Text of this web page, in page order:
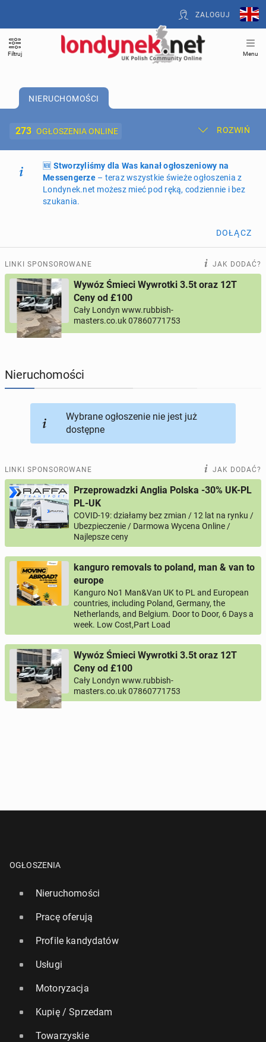
ZALOGUJ
Filtruj Menu
NIERUCHOMOŚCI
273 OGŁOSZENIA ONLINE ROZWIŃ
Dodaj ogłoszenie Moje ogłoszenia
Oferta i cennik ogłoszeń
ogłoszenia online
PROFILE KANDYDATÓW 303 profile online
USŁUGI 166
KUPIĘ & SPRZEDAM
TOWARZYSKIE 115ogłoszeń online
🆕 Stworzyliśmy dla Was kanał ogłoszeniowy na
Messengerze– teraz wszystkie świeże ogłoszenia z
Londynek.net możesz mieć pod ręką, codziennie i bez
szukania.
DOŁĄCZ
LINKI SPONSOROWANE JAK DODAĆ?
Wywóz Śmieci Wywrotki 3.5t oraz 12T
Ceny od £100
Cały Londyn www.rubbish-
masters.co.uk 07860771753
Nieruchomości
Wybrane ogłoszenie nie jest już
dostępne
LINKI SPONSOROWANE JAK DODAĆ?
Przeprowadzki Anglia Polska -30% UK-PL
PL-UK
COVID-19: działamy bez zmian / 12 lat na rynku /
Ubezpieczenie / Darmowa Wycena Online /
Najlepsze ceny
kanguro removals to poland, man & van to
europe
Kanguro No1 Man&Van UK to PL and European
countries, including Poland, Germany, the
Netherlands, and Belgium. Door to Door, 6 Days a
week. Low Cost,Part Load
Wywóz Śmieci Wywrotki 3.5t oraz 12T
Ceny od £100
Cały Londyn www.rubbish-
masters.co.uk 07860771753
OGŁOSZENIA
Nieruchomości
Pracę oferują
Profile kandydatów
Usługi
Motoryzacja
Kupię / Sprzedam
Towarzyskie